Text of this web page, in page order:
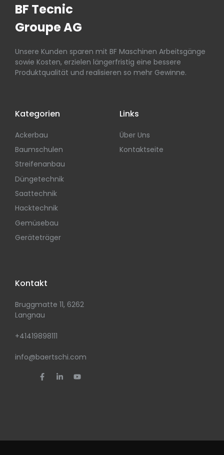
BF Tecnic
Groupe AG
Unsere Kunden sparen mit BF Maschinen Arbeitsgänge
sowie Kosten, erzielen längerfristig eine bessere
Produktqualität und realisieren so mehr Gewinne.
Kategorien
Ackerbau
Baumschulen
Streifenanbau
Düngetechnik
Saattechnik
Hacktechnik
Gemüsebau
Geräteträger
Links
Über Uns
Kontaktseite
Kontakt
Bruggmatte 11, 6262
Langnau
+41419898111
info@baertschi.com